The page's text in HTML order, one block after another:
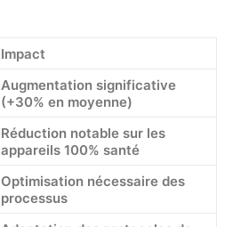
Impact
Augmentation significative
(+30% en moyenne)
Réduction notable sur les
appareils 100% santé
Optimisation nécessaire des
processus